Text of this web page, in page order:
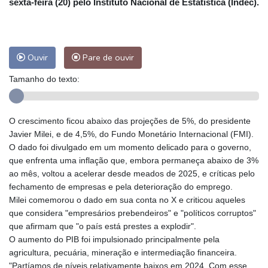
sexta-feira (20) pelo Instituto Nacional de Estatística (Indec).
Ouvir Pare de ouvir
Tamanho do texto:
O crescimento ficou abaixo das projeções de 5%, do presidente
Javier Milei, e de 4,5%, do Fundo Monetário Internacional (FMI).
O dado foi divulgado em um momento delicado para o governo,
que enfrenta uma inflação que, embora permaneça abaixo de 3%
ao mês, voltou a acelerar desde meados de 2025, e críticas pelo
fechamento de empresas e pela deterioração do emprego.
Milei comemorou o dado em sua conta no X e criticou aqueles
que considera "empresários prebendeiros" e "políticos corruptos"
que afirmam que "o país está prestes a explodir".
O aumento do PIB foi impulsionado principalmente pela
agricultura, pecuária, mineração e intermediação financeira.
"Partíamos de níveis relativamente baixos em 2024. Com esse